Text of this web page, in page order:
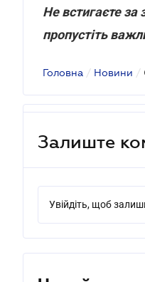
Не встигаєте за
пропустіть
Головна / Новини /
Залиште
Увійдіть, щоб